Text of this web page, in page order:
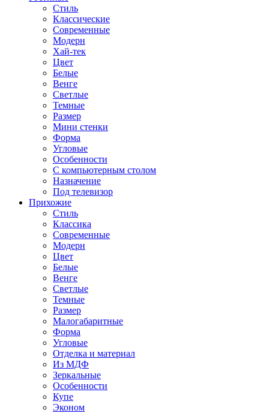
Стиль
Классические
Современные
Модерн
Хай-тек
Цвет
Белые
Венге
Светлые
Темные
Размер
Мини стенки
Форма
Угловые
Особенности
С компьютерным столом
Назначение
Под телевизор
Прихожие
Стиль
Классика
Современные
Модерн
Цвет
Белые
Венге
Светлые
Темные
Размер
Малогабаритные
Форма
Угловые
Отделка и материал
Из МДФ
Зеркальные
Особенности
Купе
Эконом